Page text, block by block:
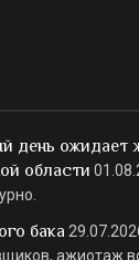
день ожидает
области
бака
ажиотаж